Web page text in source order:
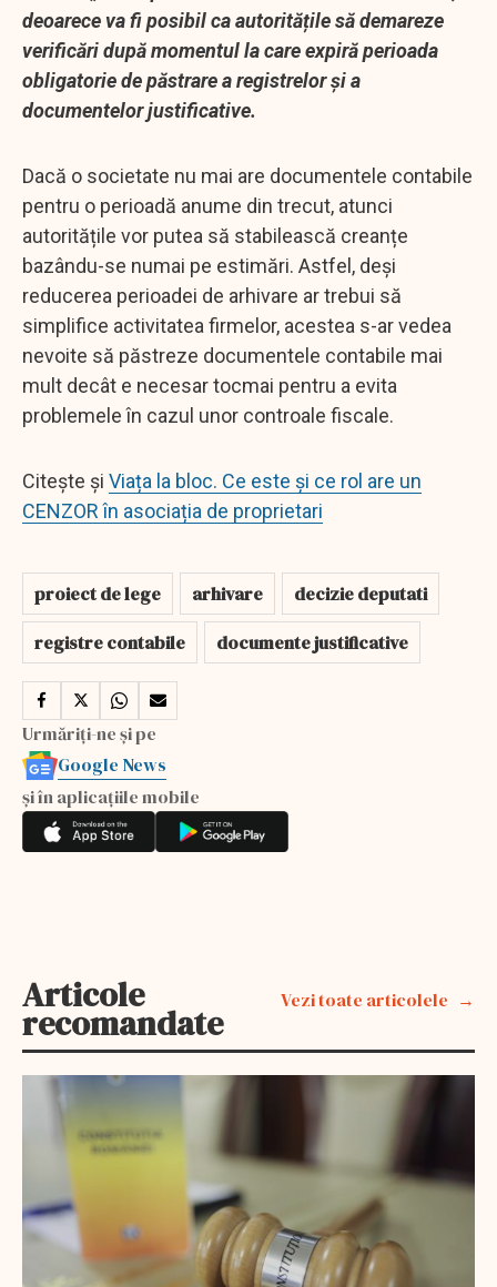
deoarece va fi posibil ca autoritățile să demareze
verificări după momentul la care expiră perioada
obligatorie de păstrare a registrelor și a
documentelor justificative.
Dacă o societate nu mai are documentele contabile
pentru o perioadă anume din trecut, atunci
autoritățile vor putea să stabilească creanțe
bazându-se numai pe estimări. Astfel, deși
reducerea perioadei de arhivare ar trebui să
simplifice activitatea firmelor, acestea s-ar vedea
nevoite să păstreze documentele contabile mai
mult decât e necesar tocmai pentru a evita
problemele în cazul unor controale fiscale.
Citește și Viața la bloc. Ce este și ce rol are un
CENZOR în asociația de proprietari
proiect de lege arhivare
decizie deputati
registre contabile
documente justificative
Urmăriți-ne și pe
Google News
și în aplicațiile mobile
Articole
recomandate
Vezi toate articolele